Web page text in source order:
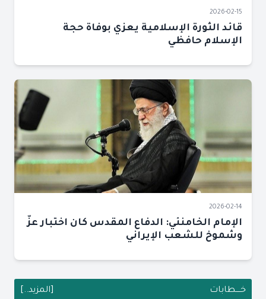
2026-02-15
قائد الثورة الإسلامية يعزي بوفاة حجة
الإسلام حافظي
2026-02-14
الإمام الخامنئي: الدفاع المقدس كان اختبار عزّ
وشموخ للشعب الإيراني
خــــطابات [المزيد..]